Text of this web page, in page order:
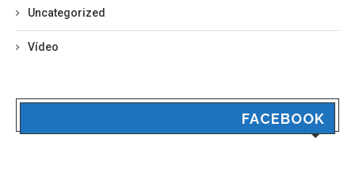
Uncategorized
Vídeo
FACEBOOK